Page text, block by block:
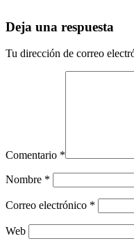
Deja una respuesta
Tu dirección de correo
Comentario *
Nombre *
Correo electrónico *
Web